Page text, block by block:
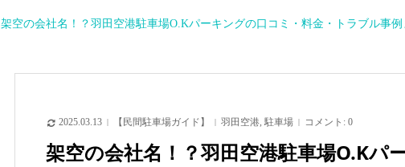
架空の会社名！？羽田空港駐車場O.Kパーキングの口コミ・料金・トラブル事
2025.03.13 【民間駐車場ガイド】 羽田空港, 駐車場 コメント: 0
架空の会社名！？羽田空港駐車場O.Kパ